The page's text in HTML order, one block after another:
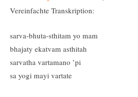
Vereinfachte Transkription:
sarva-bhuta-sthitam yo mam
bhajaty ekatvam asthitah
sarvatha vartamano ’pi
sa yogi mayi vartate